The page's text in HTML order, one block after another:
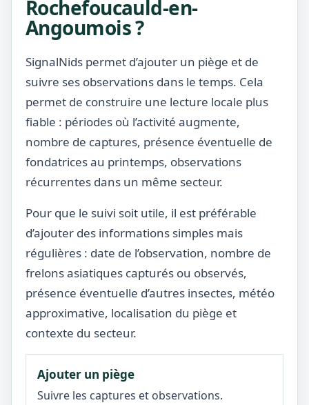
Rochefoucauld-en-
Angoumois ?
SignalNids permet d’ajouter un piège et de
suivre ses observations dans le temps. Cela
permet de construire une lecture locale plus
fiable : périodes où l’activité augmente,
nombre de captures, présence éventuelle de
fondatrices au printemps, observations
récurrentes dans un même secteur.
Pour que le suivi soit utile, il est préférable
d’ajouter des informations simples mais
régulières : date de l’observation, nombre de
frelons asiatiques capturés ou observés,
présence éventuelle d’autres insectes, météo
approximative, localisation du piège et
contexte du secteur.
Ajouter un piège
Suivre les captures et observations.